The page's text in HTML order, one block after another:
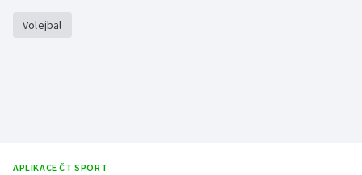
Volejbal
APLIKACE ČT SPORT